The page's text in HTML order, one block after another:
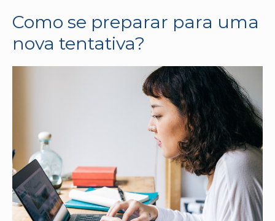
Como se preparar para uma
nova tentativa?